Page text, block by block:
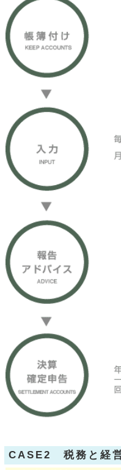
CASE2 税務と経